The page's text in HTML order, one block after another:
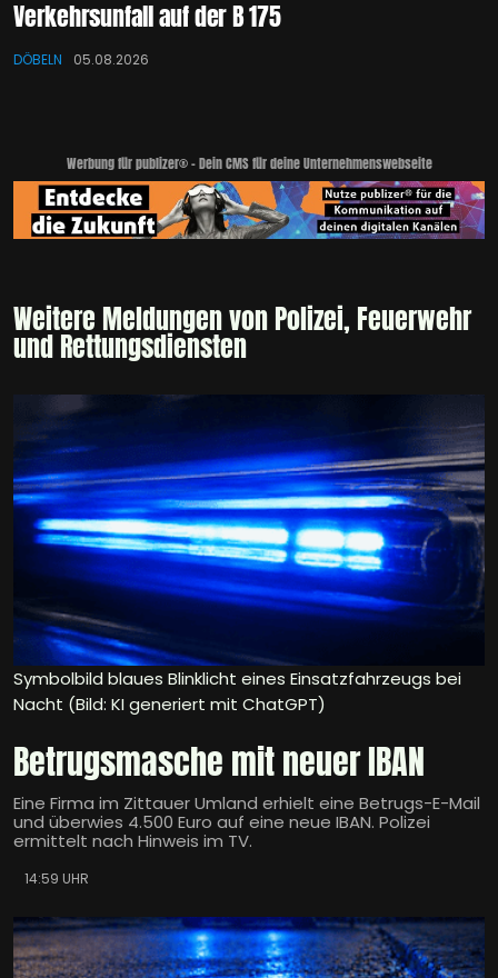
Verkehrsunfall auf der B 175
DÖBELN 05.08.2026
Werbung für publizer® - Dein CMS für deine Unternehmenswebseite
Weitere Meldungen von Polizei, Feuerwehr
und Rettungsdiensten
Symbolbild blaues Blinklicht eines Einsatzfahrzeugs bei
Nacht (Bild: KI generiert mit ChatGPT)
Betrugsmasche mit neuer IBAN
Eine Firma im Zittauer Umland erhielt eine Betrugs-E-Mail
und überwies 4.500 Euro auf eine neue IBAN. Polizei
ermittelt nach Hinweis im TV.
14:59 UHR